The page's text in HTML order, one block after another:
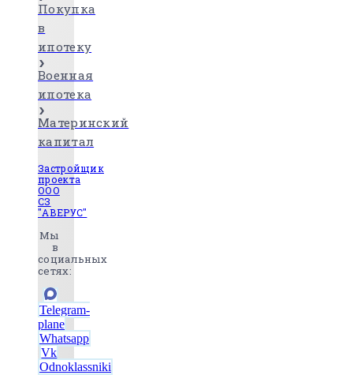
Покупка
в
ипотеку
Военная
ипотека
Материнский
капитал
Застройщик
проекта
ООО
СЗ
"АВЕРУС"
Мы
в
социальных
сетях:
Telegram-
plane
Whatsapp
Vk
Odnoklassniki